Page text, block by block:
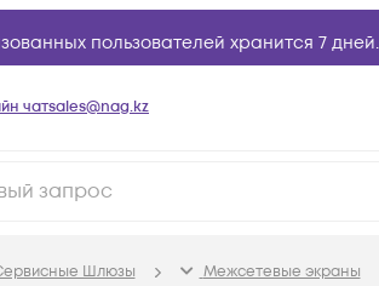
пользователей хранится 7
чатsales@nag.kz
Шлюзы Межсетевые экраны